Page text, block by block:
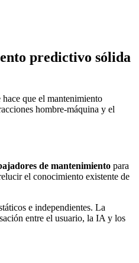
predictivo sólida
hace que el mantenimiento
hombre-máquina y el
de mantenimiento para
el conocimiento existente de
e independientes. La
entre el usuario, la IA y los